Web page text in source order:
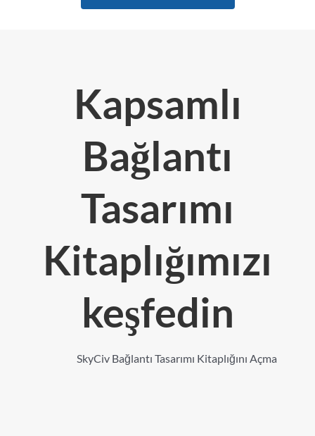
Kapsamlı
Bağlantı
Tasarımı
Kitaplığımızı
keşfedin
SkyCiv Bağlantı Tasarımı Kitaplığını Açma